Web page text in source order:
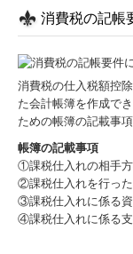
消費税の記帳
消費税の仕入税額控
た会計帳簿を作成で
ための帳簿の記載事
帳簿の記載事項
①課税仕入れの相手
②課税仕入れを行った
③課税仕入れに係る
④課税仕入れに係る